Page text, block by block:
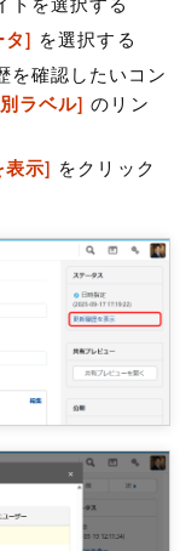
トを選択する
タ]
を選択する
を確認したいコン
ラベル] のリン
表示]
をクリック